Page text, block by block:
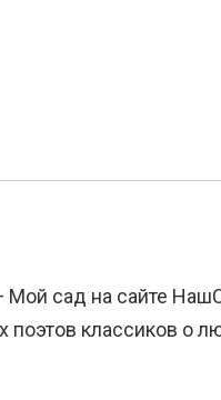
Мой сад на сайте
поэтов классиков о